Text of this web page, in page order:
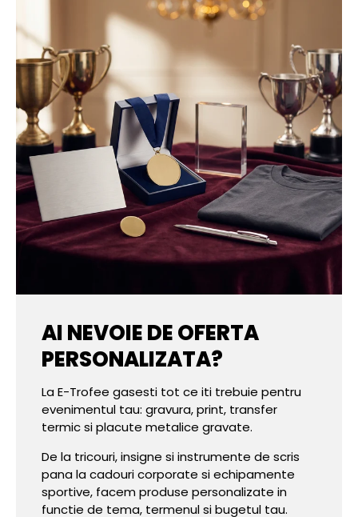
AI NEVOIE DE OFERTA
PERSONALIZATA?
La E-Trofee gasesti tot ce iti trebuie pentru
evenimentul tau: gravura, print, transfer
termic si placute metalice gravate.
De la tricouri, insigne si instrumente de scris
pana la cadouri corporate si echipamente
sportive, facem produse personalizate in
functie de tema, termenul si bugetul tau.